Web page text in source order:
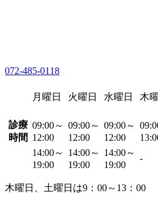
072-485-0118
月曜日 火曜日 水曜日 木
診療
時間
09:00～
12:00
09:00～
12:00
09:00～
12:00
14:00～
19:00
14:00～
19:00
14:00～
19:00
-
木曜日、土曜日は9：00～13：00